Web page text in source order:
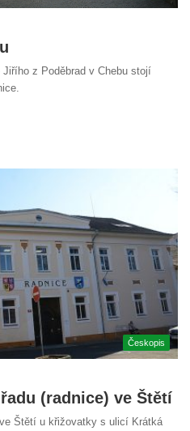
z Poděbrad v Chebu stojí
Českopis
(radnice) ve Štětí
Štětí u křižovatky s ulicí Krátká